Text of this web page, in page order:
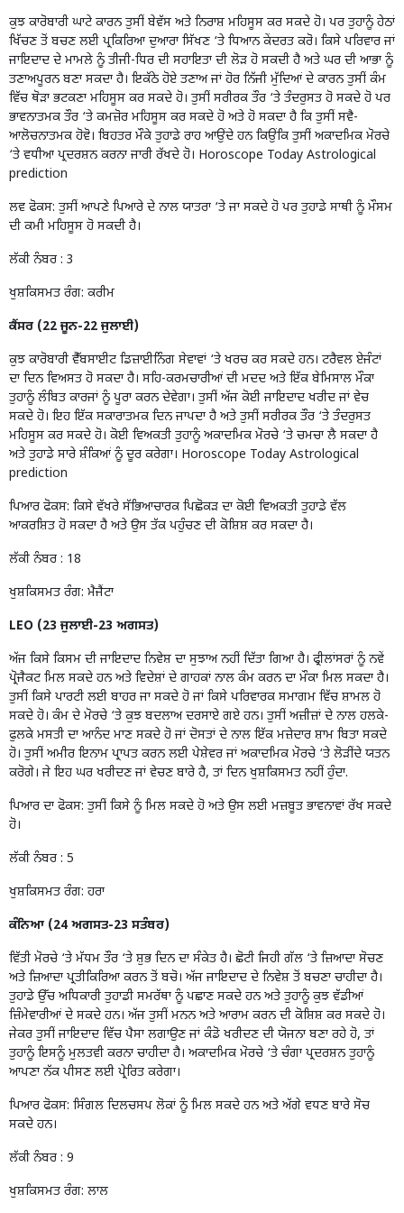
ਕੁਝ ਕਾਰੋਬਾਰੀ ਘਾਟੇ ਕਾਰਨ ਤੁਸੀਂ ਬੇਵੱਸ ਅਤੇ ਨਿਰਾਸ਼ ਮਹਿਸੂਸ ਕਰ ਸਕਦੇ ਹੋ। ਪਰ ਤੁਹਾਨੂੰ ਹੇਠਾਂ
ਖਿੱਚਣ ਤੋਂ ਬਚਣ ਲਈ ਪ੍ਰਕਿਰਿਆ ਦੁਆਰਾ ਸਿੱਖਣ ‘ਤੇ ਧਿਆਨ ਕੇਂਦਰਤ ਕਰੋ। ਕਿਸੇ ਪਰਿਵਾਰ ਜਾਂ
ਜਾਇਦਾਦ ਦੇ ਮਾਮਲੇ ਨੂੰ ਤੀਜੀ-ਧਿਰ ਦੀ ਸਹਾਇਤਾ ਦੀ ਲੋੜ ਹੋ ਸਕਦੀ ਹੈ ਅਤੇ ਘਰ ਦੀ ਆਭਾ ਨੂੰ
ਤਣਾਅਪੂਰਨ ਬਣਾ ਸਕਦਾ ਹੈ। ਇਕੱਠੇ ਹੋਏ ਤਣਾਅ ਜਾਂ ਹੋਰ ਨਿੱਜੀ ਮੁੱਦਿਆਂ ਦੇ ਕਾਰਨ ਤੁਸੀਂ ਕੰਮ
ਵਿੱਚ ਥੋੜਾ ਭਟਕਣਾ ਮਹਿਸੂਸ ਕਰ ਸਕਦੇ ਹੋ। ਤੁਸੀਂ ਸਰੀਰਕ ਤੌਰ ‘ਤੇ ਤੰਦਰੁਸਤ ਹੋ ਸਕਦੇ ਹੋ ਪਰ
ਭਾਵਨਾਤਮਕ ਤੌਰ ‘ਤੇ ਕਮਜ਼ੋਰ ਮਹਿਸੂਸ ਕਰ ਸਕਦੇ ਹੋ ਅਤੇ ਹੋ ਸਕਦਾ ਹੈ ਕਿ ਤੁਸੀਂ ਸਵੈ-
ਆਲੋਚਨਾਤਮਕ ਹੋਵੋ। ਬਿਹਤਰ ਮੌਕੇ ਤੁਹਾਡੇ ਰਾਹ ਆਉਂਦੇ ਹਨ ਕਿਉਂਕਿ ਤੁਸੀਂ ਅਕਾਦਮਿਕ ਮੋਰਚੇ
‘ਤੇ ਵਧੀਆ ਪ੍ਰਦਰਸ਼ਨ ਕਰਨਾ ਜਾਰੀ ਰੱਖਦੇ ਹੋ। Horoscope Today Astrological
prediction
ਲਵ ਫੋਕਸ: ਤੁਸੀਂ ਆਪਣੇ ਪਿਆਰੇ ਦੇ ਨਾਲ ਯਾਤਰਾ ‘ਤੇ ਜਾ ਸਕਦੇ ਹੋ ਪਰ ਤੁਹਾਡੇ ਸਾਥੀ ਨੂੰ ਮੌਸਮ
ਦੀ ਕਮੀ ਮਹਿਸੂਸ ਹੋ ਸਕਦੀ ਹੈ।
ਲੱਕੀ ਨੰਬਰ : 3
ਖੁਸ਼ਕਿਸਮਤ ਰੰਗ: ਕਰੀਮ
ਕੈਂਸਰ (22 ਜੂਨ-22 ਜੁਲਾਈ)
ਕੁਝ ਕਾਰੋਬਾਰੀ ਵੈੱਬਸਾਈਟ ਡਿਜ਼ਾਈਨਿੰਗ ਸੇਵਾਵਾਂ ‘ਤੇ ਖਰਚ ਕਰ ਸਕਦੇ ਹਨ। ਟਰੈਵਲ ਏਜੰਟਾਂ
ਦਾ ਦਿਨ ਵਿਅਸਤ ਹੋ ਸਕਦਾ ਹੈ। ਸਹਿ-ਕਰਮਚਾਰੀਆਂ ਦੀ ਮਦਦ ਅਤੇ ਇੱਕ ਬੇਮਿਸਾਲ ਮੌਕਾ
ਤੁਹਾਨੂੰ ਲੰਬਿਤ ਕਾਰਜਾਂ ਨੂੰ ਪੂਰਾ ਕਰਨ ਦੇਵੇਗਾ। ਤੁਸੀਂ ਅੱਜ ਕੋਈ ਜਾਇਦਾਦ ਖਰੀਦ ਜਾਂ ਵੇਚ
ਸਕਦੇ ਹੋ। ਇਹ ਇੱਕ ਸਕਾਰਾਤਮਕ ਦਿਨ ਜਾਪਦਾ ਹੈ ਅਤੇ ਤੁਸੀਂ ਸਰੀਰਕ ਤੌਰ ‘ਤੇ ਤੰਦਰੁਸਤ
ਮਹਿਸੂਸ ਕਰ ਸਕਦੇ ਹੋ। ਕੋਈ ਵਿਅਕਤੀ ਤੁਹਾਨੂੰ ਅਕਾਦਮਿਕ ਮੋਰਚੇ ‘ਤੇ ਚਮਚਾ ਲੈ ਸਕਦਾ ਹੈ
ਅਤੇ ਤੁਹਾਡੇ ਸਾਰੇ ਸ਼ੰਕਿਆਂ ਨੂੰ ਦੂਰ ਕਰੇਗਾ। Horoscope Today Astrological
prediction
ਪਿਆਰ ਫੋਕਸ: ਕਿਸੇ ਵੱਖਰੇ ਸੱਭਿਆਚਾਰਕ ਪਿਛੋਕੜ ਦਾ ਕੋਈ ਵਿਅਕਤੀ ਤੁਹਾਡੇ ਵੱਲ
ਆਕਰਸ਼ਿਤ ਹੋ ਸਕਦਾ ਹੈ ਅਤੇ ਉਸ ਤੱਕ ਪਹੁੰਚਣ ਦੀ ਕੋਸ਼ਿਸ਼ ਕਰ ਸਕਦਾ ਹੈ।
ਲੱਕੀ ਨੰਬਰ : 18
ਖੁਸ਼ਕਿਸਮਤ ਰੰਗ: ਮੈਜੈਂਟਾ
LEO (23 ਜੁਲਾਈ-23 ਅਗਸਤ)
ਅੱਜ ਕਿਸੇ ਕਿਸਮ ਦੀ ਜਾਇਦਾਦ ਨਿਵੇਸ਼ ਦਾ ਸੁਝਾਅ ਨਹੀਂ ਦਿੱਤਾ ਗਿਆ ਹੈ। ਫ੍ਰੀਲਾਂਸਰਾਂ ਨੂੰ ਨਵੇਂ
ਪ੍ਰੋਜੈਕਟ ਮਿਲ ਸਕਦੇ ਹਨ ਅਤੇ ਵਿਦੇਸ਼ਾਂ ਦੇ ਗਾਹਕਾਂ ਨਾਲ ਕੰਮ ਕਰਨ ਦਾ ਮੌਕਾ ਮਿਲ ਸਕਦਾ ਹੈ।
ਤੁਸੀਂ ਕਿਸੇ ਪਾਰਟੀ ਲਈ ਬਾਹਰ ਜਾ ਸਕਦੇ ਹੋ ਜਾਂ ਕਿਸੇ ਪਰਿਵਾਰਕ ਸਮਾਗਮ ਵਿੱਚ ਸ਼ਾਮਲ ਹੋ
ਸਕਦੇ ਹੋ। ਕੰਮ ਦੇ ਮੋਰਚੇ ‘ਤੇ ਕੁਝ ਬਦਲਾਅ ਦਰਸਾਏ ਗਏ ਹਨ। ਤੁਸੀਂ ਅਜ਼ੀਜ਼ਾਂ ਦੇ ਨਾਲ ਹਲਕੇ-
ਫੁਲਕੇ ਮਸਤੀ ਦਾ ਆਨੰਦ ਮਾਣ ਸਕਦੇ ਹੋ ਜਾਂ ਦੋਸਤਾਂ ਦੇ ਨਾਲ ਇੱਕ ਮਜ਼ੇਦਾਰ ਸ਼ਾਮ ਬਿਤਾ ਸਕਦੇ
ਹੋ। ਤੁਸੀਂ ਅਮੀਰ ਇਨਾਮ ਪ੍ਰਾਪਤ ਕਰਨ ਲਈ ਪੇਸ਼ੇਵਰ ਜਾਂ ਅਕਾਦਮਿਕ ਮੋਰਚੇ ‘ਤੇ ਲੋੜੀਂਦੇ ਯਤਨ
ਕਰੋਗੇ। ਜੇ ਇਹ ਘਰ ਖਰੀਦਣ ਜਾਂ ਵੇਚਣ ਬਾਰੇ ਹੈ, ਤਾਂ ਦਿਨ ਖੁਸ਼ਕਿਸਮਤ ਨਹੀਂ ਹੁੰਦਾ.
ਪਿਆਰ ਦਾ ਫੋਕਸ: ਤੁਸੀਂ ਕਿਸੇ ਨੂੰ ਮਿਲ ਸਕਦੇ ਹੋ ਅਤੇ ਉਸ ਲਈ ਮਜ਼ਬੂਤ ​​​​ਭਾਵਨਾਵਾਂ ਰੱਖ ਸਕਦੇ
ਹੋ।
ਲੱਕੀ ਨੰਬਰ : 5
ਖੁਸ਼ਕਿਸਮਤ ਰੰਗ: ਹਰਾ
ਕੰਨਿਆ (24 ਅਗਸਤ-23 ਸਤੰਬਰ)
ਵਿੱਤੀ ਮੋਰਚੇ ‘ਤੇ ਮੱਧਮ ਤੌਰ ‘ਤੇ ਸ਼ੁਭ ਦਿਨ ਦਾ ਸੰਕੇਤ ਹੈ। ਛੋਟੀ ਜਿਹੀ ਗੱਲ ‘ਤੇ ਜ਼ਿਆਦਾ ਸੋਚਣ
ਅਤੇ ਜ਼ਿਆਦਾ ਪ੍ਰਤੀਕਿਰਿਆ ਕਰਨ ਤੋਂ ਬਚੋ। ਅੱਜ ਜਾਇਦਾਦ ਦੇ ਨਿਵੇਸ਼ ਤੋਂ ਬਚਣਾ ਚਾਹੀਦਾ ਹੈ।
ਤੁਹਾਡੇ ਉੱਚ ਅਧਿਕਾਰੀ ਤੁਹਾਡੀ ਸਮਰੱਥਾ ਨੂੰ ਪਛਾਣ ਸਕਦੇ ਹਨ ਅਤੇ ਤੁਹਾਨੂੰ ਕੁਝ ਵੱਡੀਆਂ
ਜ਼ਿੰਮੇਵਾਰੀਆਂ ਦੇ ਸਕਦੇ ਹਨ। ਅੱਜ ਤੁਸੀਂ ਮਨਨ ਅਤੇ ਆਰਾਮ ਕਰਨ ਦੀ ਕੋਸ਼ਿਸ਼ ਕਰ ਸਕਦੇ ਹੋ।
ਜੇਕਰ ਤੁਸੀਂ ਜਾਇਦਾਦ ਵਿੱਚ ਪੈਸਾ ਲਗਾਉਣ ਜਾਂ ਕੰਡੋ ਖਰੀਦਣ ਦੀ ਯੋਜਨਾ ਬਣਾ ਰਹੇ ਹੋ, ਤਾਂ
ਤੁਹਾਨੂੰ ਇਸਨੂੰ ਮੁਲਤਵੀ ਕਰਨਾ ਚਾਹੀਦਾ ਹੈ। ਅਕਾਦਮਿਕ ਮੋਰਚੇ ‘ਤੇ ਚੰਗਾ ਪ੍ਰਦਰਸ਼ਨ ਤੁਹਾਨੂੰ
ਆਪਣਾ ਨੱਕ ਪੀਸਣ ਲਈ ਪ੍ਰੇਰਿਤ ਕਰੇਗਾ।
ਪਿਆਰ ਫੋਕਸ: ਸਿੰਗਲ ਦਿਲਚਸਪ ਲੋਕਾਂ ਨੂੰ ਮਿਲ ਸਕਦੇ ਹਨ ਅਤੇ ਅੱਗੇ ਵਧਣ ਬਾਰੇ ਸੋਚ
ਸਕਦੇ ਹਨ।
ਲੱਕੀ ਨੰਬਰ : 9
ਖੁਸ਼ਕਿਸਮਤ ਰੰਗ: ਲਾਲ